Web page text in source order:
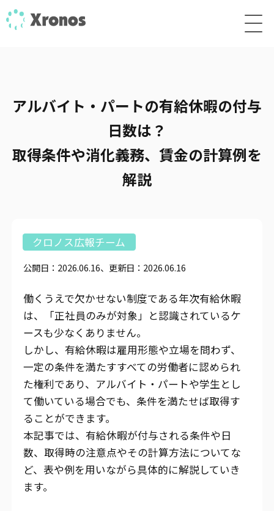
アルバイト・パートの有給休暇の付与
日数は？
取得条件や消化義務、賃金の計算例を
解説
クロノス広報チーム
公開日：2026.06.16、更新日：2026.06.16
働くうえで欠かせない制度である年次有給休暇
は、「正社員のみが対象」と認識されているケ
ースも少なくありません。
しかし、有給休暇は雇用形態や立場を問わず、
一定の条件を満たすすべての労働者に認められ
た権利であり、アルバイト・パートや学生とし
て働いている場合でも、条件を満たせば取得す
ることができます。
本記事では、有給休暇が付与される条件や日
数、取得時の注意点やその計算方法についてな
ど、表や例を用いながら具体的に解説していき
ます。